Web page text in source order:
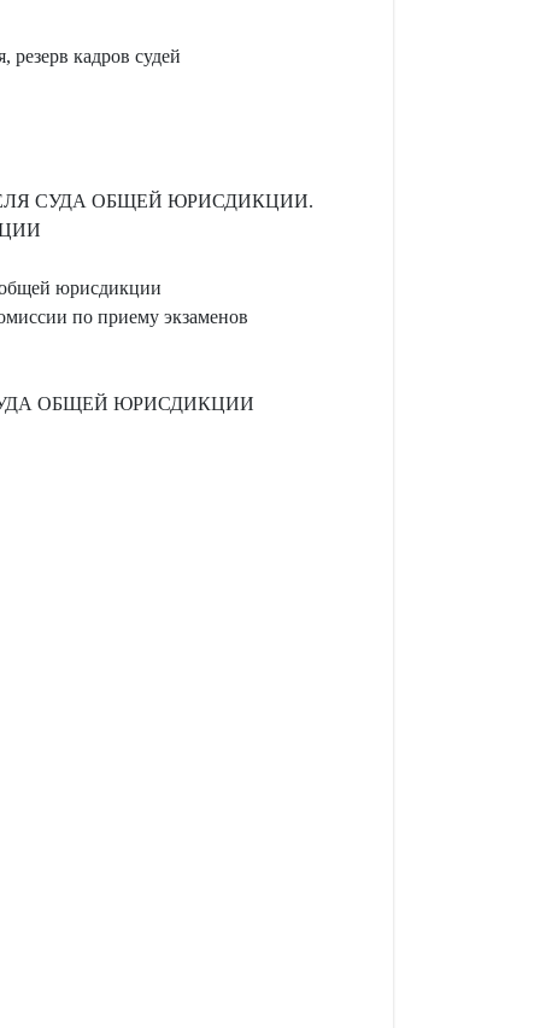
резерв кадров судей
СУДА ОБЩЕЙ ЮРИСДИКЦИИ.
общей юрисдикции
по приему экзаменов
ОБЩЕЙ ЮРИСДИКЦИИ